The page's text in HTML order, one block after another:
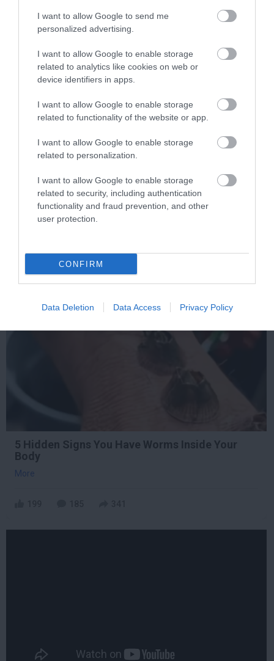
I want to allow Google to send me
personalized advertising.
I want to allow Google to enable storage
related to analytics like cookies on web or
device identifiers in apps.
I want to allow Google to enable storage
related to functionality of the website or app.
I want to allow Google to enable storage
related to personalization.
I want to allow Google to enable storage
related to security, including authentication
functionality and fraud prevention, and other
user protection.
CONFIRM
Data Deletion Data Access Privacy Policy
252 108 367
9 h 5 min
Stop Eating These 3 Foods That Are Known to
Cause Parasites
11 h 23 min
5 Hidden Signs You Have Worms Inside Your
Body
More